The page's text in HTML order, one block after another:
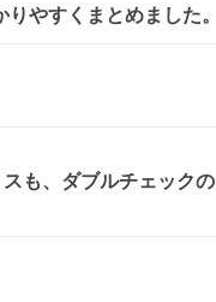
やすくまとめました。
も、ダブルチェックの